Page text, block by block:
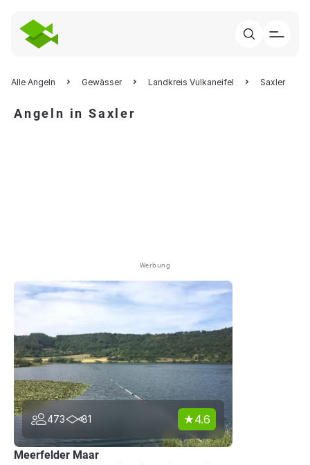
Alle Angeln Gewässer Landkreis Vulkaneifel Saxler
Angeln in Saxler
Werbung
473 81 4.6
Meerfelder Maar